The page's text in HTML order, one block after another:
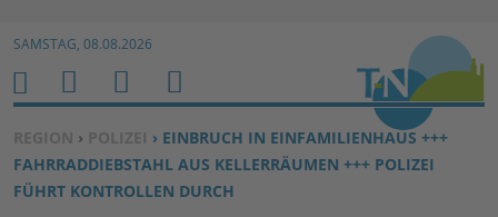
Zum Inhalt springen ↓
SAMSTAG, 08.08.2026
SIE BEFINDEN SICH HIER:
REGION › POLIZEI › EINBRUCH IN EINFAMILIENHAUS +++
FAHRRADDIEBSTAHL AUS KELLERRÄUMEN +++ POLIZEI
FÜHRT KONTROLLEN DURCH
H
O
M
E
M
E
N
U
S
U
C
H
B
E
N
U